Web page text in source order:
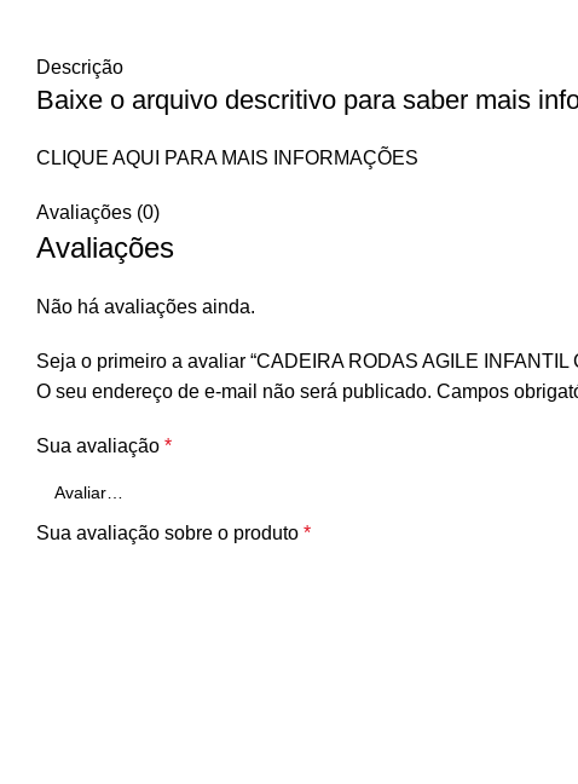
Descrição
Baixe o arquivo descritivo para saber mais
CLIQUE AQUI PARA MAIS INFORMAÇÕES
Avaliações (0)
Avaliações
Não há avaliações ainda.
Seja o primeiro a avaliar “CADEIRA RODAS AGILE
O seu endereço de e-mail não será publicado. Campos
Sua avaliação *
Sua avaliação sobre o produto *